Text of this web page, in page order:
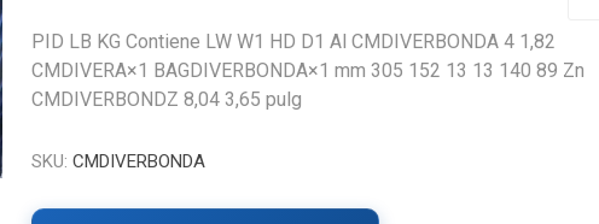
PID LB KG Contiene LW W1 HD D1 Al CMDIVERBONDA 4 1,82
CMDIVERA×1 BAGDIVERBONDA×1 mm 305 152 13 13 140 89 Zn
CMDIVERBONDZ 8,04 3,65 pulg
SKU: CMDIVERBONDA